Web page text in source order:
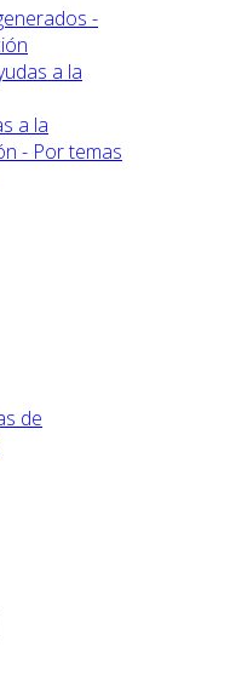
-
a la
a la
- Por temas
de